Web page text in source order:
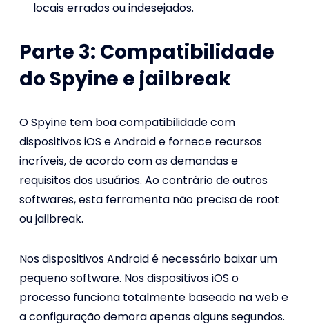
locais errados ou indesejados.
Parte 3: Compatibilidade
do Spyine e jailbreak
O Spyine tem boa compatibilidade com
dispositivos iOS e Android e fornece recursos
incríveis, de acordo com as demandas e
requisitos dos usuários. Ao contrário de outros
softwares, esta ferramenta não precisa de root
ou jailbreak.
Nos dispositivos Android é necessário baixar um
pequeno software. Nos dispositivos iOS o
processo funciona totalmente baseado na web e
a configuração demora apenas alguns segundos.